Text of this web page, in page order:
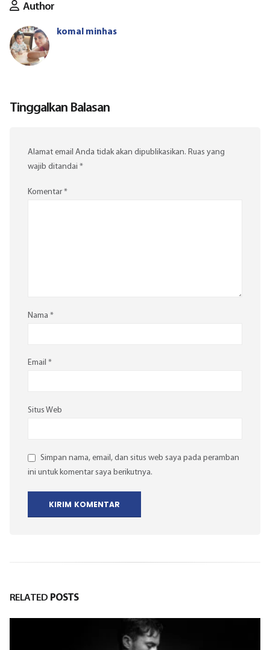
Author
komal minhas
Tinggalkan Balasan
Alamat email Anda tidak akan dipublikasikan. Ruas yang
wajib ditandai *
Komentar*
Nama *
Email *
Situs Web
Simpan nama, email, dan situs web saya pada peramban
ini untuk komentar saya berikutnya.
RELATED POSTS